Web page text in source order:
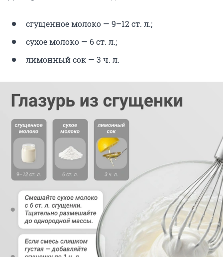
сгущенное молоко — 9–12 ст. л.;
сухое молоко — 6 ст. л.;
лимонный сок — 3 ч. л.